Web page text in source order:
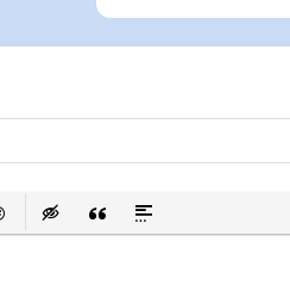
защищенную ссылку
смайлик
Вставка скрытого текста
Вставка цитаты
Вставка спойлера